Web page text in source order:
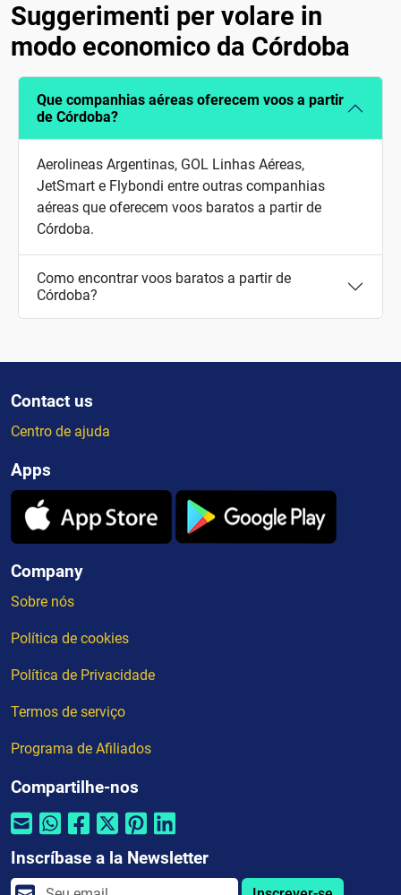
Suggerimenti per volare in
modo economico da Córdoba
Que companhias aéreas oferecem voos a partir
de Córdoba?
Aerolineas Argentinas, GOL Linhas Aéreas,
JetSmart e Flybondi entre outras companhias
aéreas que oferecem voos baratos a partir de
Córdoba.
Como encontrar voos baratos a partir de
Córdoba?
Contact us
Centro de ajuda
Apps
Company
Sobre nós
Política de cookies
Política de Privacidade
Termos de serviço
Programa de Afiliados
Compartilhe-nos
Inscríbase a la Newsletter